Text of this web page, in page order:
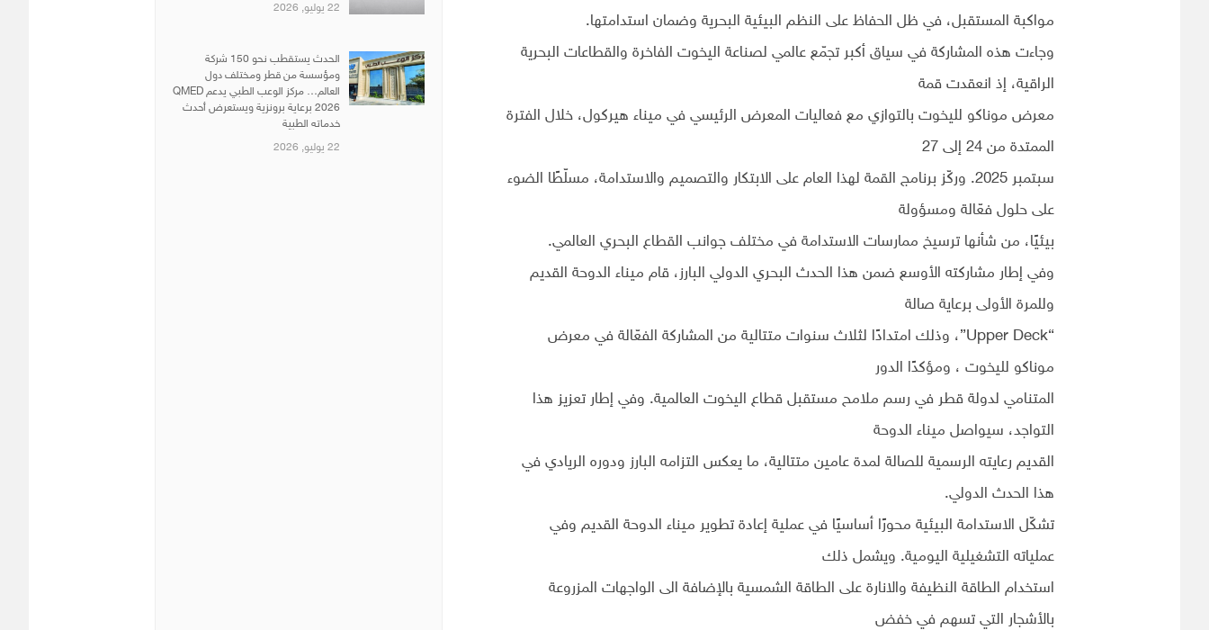
مواكبة المستقبل، في ظل الحفاظ على النظم البيئية البحرية وضمان استدامتها.
وجاءت هذه المشاركة في سياق أكبر تجمّع عالمي لصناعة اليخوت الفاخرة والقطاعات البحرية
الراقية، إذ انعقدت قمة
معرض موناكو لليخوت بالتوازي مع فعاليات المعرض الرئيسي في ميناء هيركول، خلال الفترة
الممتدة من 24 إلى 27
سبتمبر 2025. وركّز برنامج القمة لهذا العام على الابتكار والتصميم والاستدامة، مسلّطًا الضوء
على حلول فعّالة ومسؤولة
بيئيًا، من شأنها ترسيخ ممارسات الاستدامة في مختلف جوانب القطاع البحري العالمي.
وفي إطار مشاركته الأوسع ضمن هذا الحدث البحري الدولي البارز، قام ميناء الدوحة القديم
وللمرة الأولى برعاية صالة
“Upper Deck”، وذلك امتدادًا لثلاث سنوات متتالية من المشاركة الفعّالة في معرض
موناكو لليخوت ، ومؤكدًا الدور
المتنامي لدولة قطر في رسم ملامح مستقبل قطاع اليخوت العالمية. وفي إطار تعزيز هذا
التواجد، سيواصل ميناء الدوحة
القديم رعايته الرسمية للصالة لمدة عامين متتالية، ما يعكس التزامه البارز ودوره الريادي في
هذا الحدث الدولي.
تشكّل الاستدامة البيئية محورًا أساسيًا في عملية إعادة تطوير ميناء الدوحة القديم وفي
عملياته التشغيلية اليومية. ويشمل ذلك
استخدام الطاقة النظيفة والانارة على الطاقة الشمسية بالإضافة الى الواجهات المزروعة
بالأشجار التي تسهم في خفض
22 يوليو, 2026
الحدث يستقطب نحو 150 شركة
ومؤسسة من قطر ومختلف دول
العالم… مركز الوعب الطبي يدعم QMED
2026 برعاية برونزية ويستعرض أحدث
خدماته الطبية
22 يوليو, 2026